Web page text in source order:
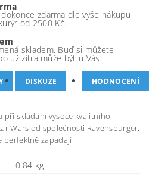
zdarma dle výše nákupu
od 2500 Kč.
skladem. Buď si můžete
už zítra může být u Vás.
DISKUZE HODNOCENÍ
skládání vysoce kvalitního
Wars od společnosti Ravensburger.
perfektně zapadají.
0.84 kg